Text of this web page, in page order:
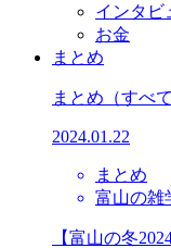
インタビ
お金
まとめ
まとめ （すべて
2024.01.22
まとめ
富山の雑
【富山の冬